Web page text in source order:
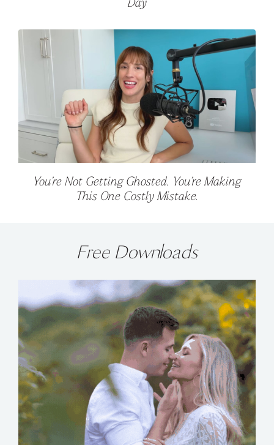
Day
You’re Not Getting Ghosted. You’re Making
This One Costly Mistake.
Free Downloads